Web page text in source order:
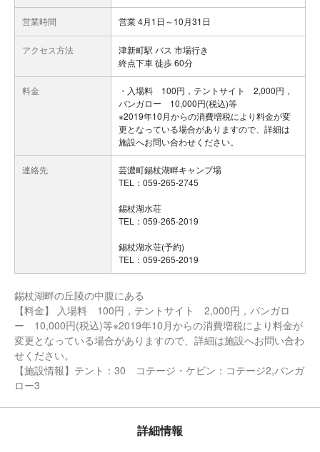
営業時間 営業 4月1日～10月31日
アクセス方法
津新町駅 バス 市場行き
終点下車 徒歩 60分
料金
・入場料 100円，テントサイト 2,000円，
バンガロー 10,000円(税込)等
※2019年10月からの消費増税により料金が変
更となっている場合がありますので、詳細は
施設へお問い合わせください。
連絡先
芸濃町錫杖湖畔キャンプ場
TEL：059-265-2745
錫杖湖水荘
TEL：059-265-2019
錫杖湖水荘(予約)
TEL：059-265-2019
錫杖湖畔の丘陵の中腹にある
【料金】 入場料 100円，テントサイト 2,000円，バンガロ
ー 10,000円(税込)等※2019年10月からの消費増税により料金が
変更となっている場合がありますので、詳細は施設へお問い合わ
せください。
【施設情報】テント：30 コテージ・ケビン：コテージ2,バンガ
ロー3
詳細情報